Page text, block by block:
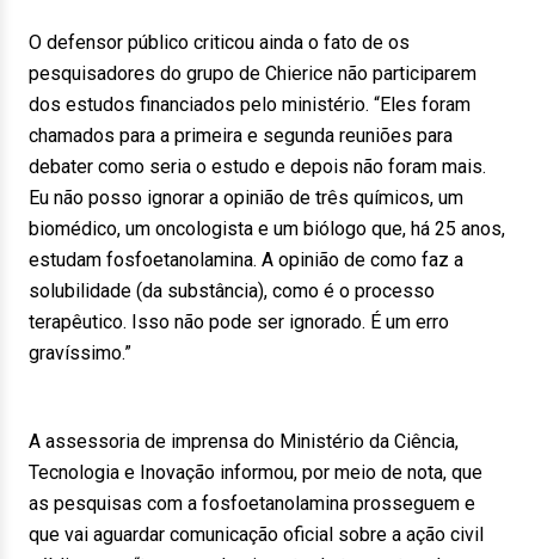
O defensor público criticou ainda o fato de os
pesquisadores do grupo de Chierice não participarem
dos estudos financiados pelo ministério. “Eles foram
chamados para a primeira e segunda reuniões para
debater como seria o estudo e depois não foram mais.
Eu não posso ignorar a opinião de três químicos, um
biomédico, um oncologista e um biólogo que, há 25 anos,
estudam fosfoetanolamina. A opinião de como faz a
solubilidade (da substância), como é o processo
terapêutico. Isso não pode ser ignorado. É um erro
gravíssimo.”
A assessoria de imprensa do Ministério da Ciência,
Tecnologia e Inovação informou, por meio de nota, que
as pesquisas com a fosfoetanolamina prosseguem e
que vai aguardar comunicação oficial sobre a ação civil